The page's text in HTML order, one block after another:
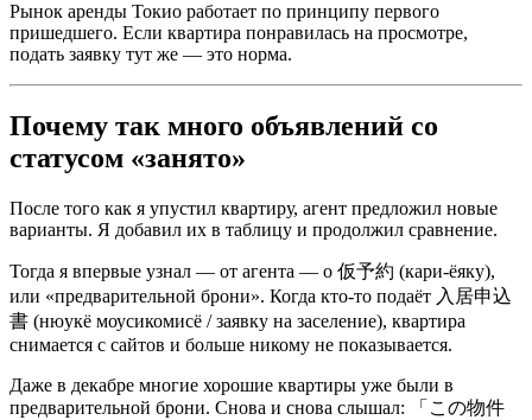
Рынок аренды Токио работает по принципу первого
пришедшего. Если квартира понравилась на просмотре,
подать заявку тут же — это норма.
Почему так много объявлений со
статусом «занято»
После того как я упустил квартиру, агент предложил новые
варианты. Я добавил их в таблицу и продолжил сравнение.
Тогда я впервые узнал — от агента — о 仮予約 (кари-ёяку),
или «предварительной брони». Когда кто-то подаёт 入居申込
書 (нюукё моусикомисё / заявку на заселение), квартира
снимается с сайтов и больше никому не показывается.
Даже в декабре многие хорошие квартиры уже были в
предварительной брони. Снова и снова слышал: 「この物件